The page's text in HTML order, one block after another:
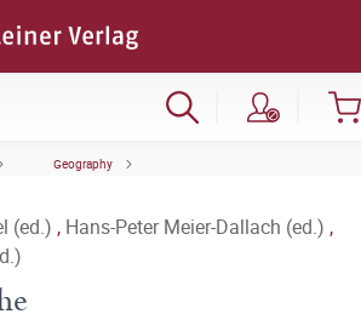
Geography
(ed.) , Hans-Peter Meier-Dallach (ed.) ,